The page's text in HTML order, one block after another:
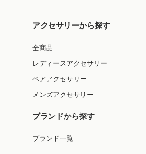
アクセサリーから探す
全商品
レディースアクセサリー
ペアアクセサリー
メンズアクセサリー
ブランドから探す
ブランド一覧